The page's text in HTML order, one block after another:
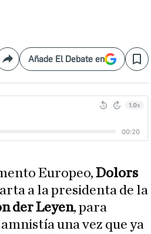
CompartirAñade El Debate en Save
Europeo,Dolors
a la presidenta de la
der Leyen, para
una vez que ya